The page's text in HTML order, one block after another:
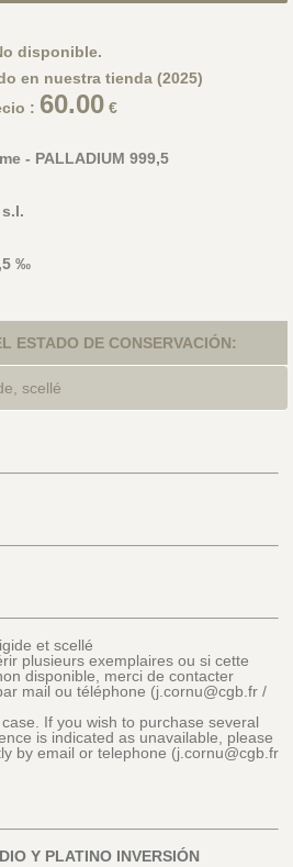
disponible.
en nuestra tienda (2025)
: 60.00€
- PALLADIUM 999,5
s.l.
‰
ESTADO DE CONSERVACIÓN:
scellé
et scellé
plusieurs exemplaires ou si cette
disponible, merci de contacter
mail ou téléphone (j.cornu@cgb.fr /
If you wish to purchase several
is indicated as unavailable, please
by email or telephone (j.cornu@cgb.fr
Y PLATINO INVERSIÓN